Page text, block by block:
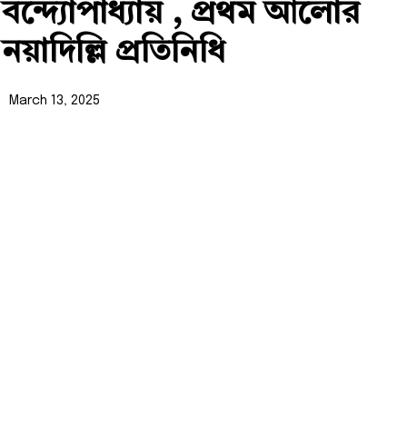
বন্দ্যোপাধ্যায় , প্রথম আলোর
নয়াদিল্লি প্রতিনিধি
March 13, 2025